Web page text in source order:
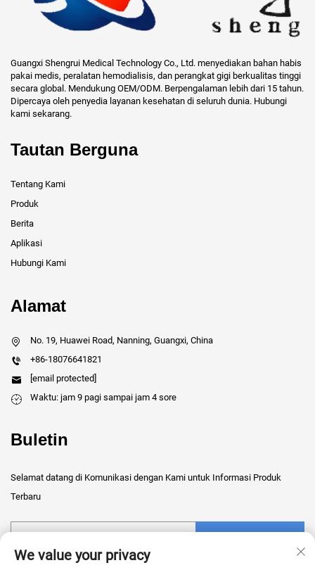
Guangxi Shengrui Medical Technology Co., Ltd. menyediakan bahan habis
pakai medis, peralatan hemodialisis, dan perangkat gigi berkualitas tinggi
secara global. Mendukung OEM/ODM. Berpengalaman lebih dari 15 tahun.
Dipercaya oleh penyedia layanan kesehatan di seluruh dunia. Hubungi
kami sekarang.
Tautan Berguna
Tentang Kami
Produk
Berita
Aplikasi
Hubungi Kami
Alamat
No. 19, Huawei Road, Nanning, Guangxi, China
+86-18076641821
[email protected]
Waktu: jam 9 pagi sampai jam 4 sore
Buletin
Selamat datang di Komunikasi dengan Kami untuk Informasi Produk
Terbaru
We value your privacy